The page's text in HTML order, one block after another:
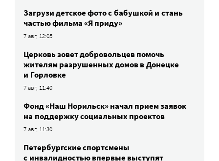
Загрузи детское фото с бабушкой и стань
частью фильма «Я приду»
7 авг, 12:05
Церковь зовет добровольцев помочь
жителям разрушенных домов в Донецке
и Горловке
7 авг, 11:40
Фонд «Наш Норильск» начал прием заявок
на поддержку социальных проектов
7 авг, 11:30
Петербургские спортсмены
c инвалидностью впервые выступят